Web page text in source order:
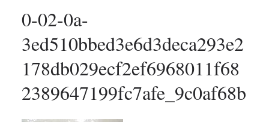
0-02-0a-
3ed510bbed3e6d3deca293e2
178db029ecf2ef6968011f68
2389647199fc7afe_9c0af68b